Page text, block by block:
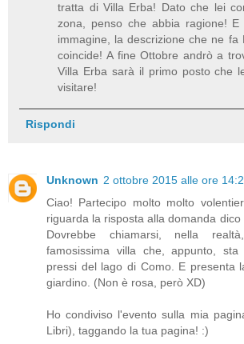
tratta di Villa Erba! Dato che lei
zona, penso che abbia ragione!
immagine, la descrizione che ne fa
coincide! A fine Ottobre andrò a
Villa Erba sarà il primo posto che
visitare!
Rispondi
Unknown 2 ottobre 2015 alle ore
Ciao! Partecipo molto molto
riguarda la risposta alla domanda dico
Dovrebbe chiamarsi, nella
famosissima villa che, appunto,
pressi del lago di Como. E presenta
giardino. (Non è rosa, però XD)
Ho condiviso l'evento sulla mia
Libri), taggando la tua pagina! :)